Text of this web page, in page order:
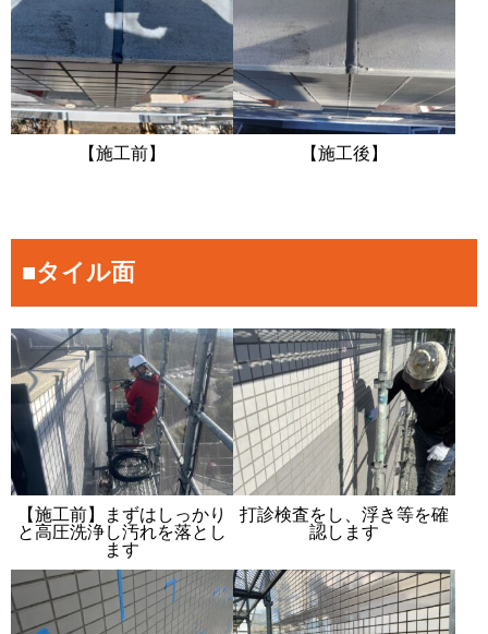
【施工前】 【施工後】
■タイル面
【施工前】まずはしっかり
と高圧洗浄し汚れを落とし
ます
打診検査をし、浮き等を確
認します